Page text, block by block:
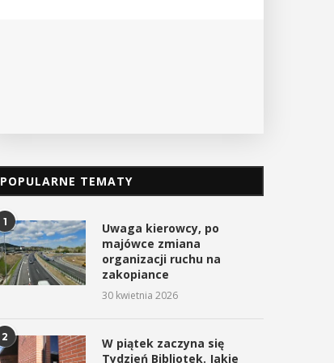
POPULARNE TEMATY
1
Uwaga kierowcy, po
majówce zmiana
organizacji ruchu na
zakopiance
30 kwietnia 2026
2
W piątek zaczyna się
Tydzień Bibliotek. Jakie